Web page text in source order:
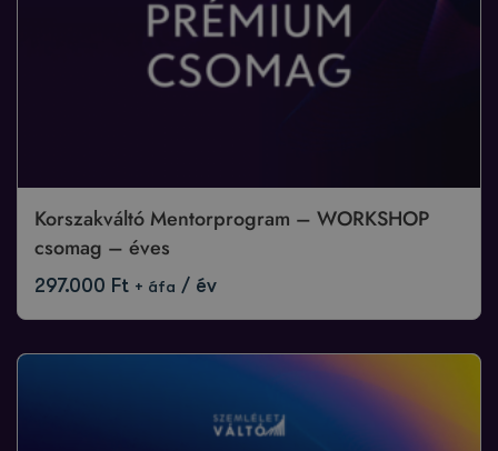
Korszakváltó Mentorprogram – WORKSHOP
csomag – éves
297.000 Ft + áfa / év